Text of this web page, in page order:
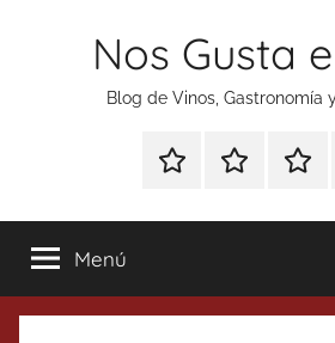
Nos Gusta
Blog de Vinos, Gastronomía
Especial
Tonics
Enoturismo
Gastronomía
Menú